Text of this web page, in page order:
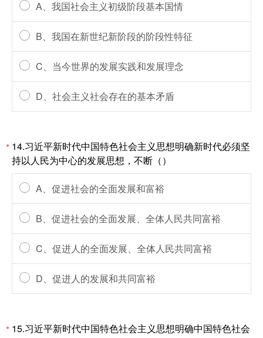
A、我国社会主义初级阶段基本国情
B、我国在新世纪新阶段的阶段性特征
C、当今世界的发展实践和发展理念
D、社会主义社会存在的基本矛盾
* 14.习近平新时代中国特色社会主义思想明确新时代必须坚
持以人民为中心的发展思想，不断（）
A、促进社会的全面发展和富裕
B、促进社会的全面发展、全体人民共同富裕
C、促进人的全面发展、全体人民共同富裕
D、促进人的发展和共同富裕
* 15.习近平新时代中国特色社会主义思想明确中国特色社会